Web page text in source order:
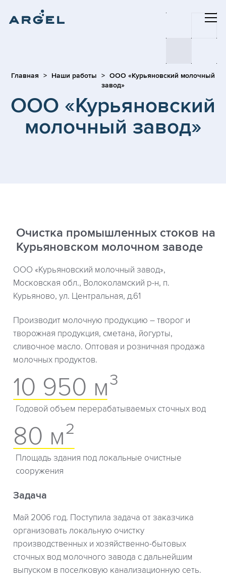
Главная Наши работы
ООО «Курьяновский молочный
завод»
ООО «Курьяновский
молочный завод»
Очистка промышленных стоков на
Курьяновском молочном заводе
ООО «Курьяновский молочный завод»,
Московская обл., Волоколамский р-н, п.
Курьяново, ул. Центральная, д.61
Производит молочную продукцию – творог и
творожная продукция, сметана, йогурты,
сливочное масло. Оптовая и розничная продажа
молочных продуктов.
10 950 м³
Годовой объем перерабатываемых сточных вод
80 м²
Площадь здания под локальные очистные
сооружения
Задача
Май 2006 год. Поступила задача от заказчика
организовать локальную очистку
производственных и хозяйственно-бытовых
сточных вод молочного завода с дальнейшим
выпуском в поселковую канализационную сеть.